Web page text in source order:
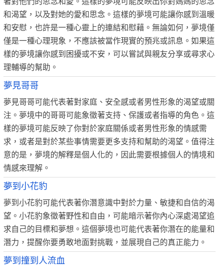
和渴望，以及對她的愛和思念。這樣的夢境可能讓你感到溫暖
和安慰，也許是一種心靈上的連結和慰藉。無論如何，夢境僅
僅是一種心理現象，不應該被當作現實的預兆或訊息。如果這
樣的夢境讓你感到困擾或不安，可以嘗試與親友分享或尋求心
理輔導的幫助。
夢見哥哥
夢見哥哥可能代表著對家庭、安全感或者男性形象的渴望或關
注。夢境中的哥哥可能象徵著支持、保護或者指導的角色。這
樣的夢境可能反映了你對於家庭關係或者男性形象的情感需
求，或者是對於某些事情需要更多支持和幫助的渴望。值得注
意的是，夢境的解釋是個人化的，因此需要根據個人的情境和
情感來理解。
夢到小花豹
夢到小花豹可能代表著你潛意識中對於力量、敏捷和自信的渴
望。小花豹象徵著野性和自由，可能暗示著你內心深處渴望追
求自己的目標和夢想。這個夢境也可能代表著你潛在的能量和
潛力，提醒你要勇敢地面對挑戰，並展現自己的真正能力。
夢到撞到人流血